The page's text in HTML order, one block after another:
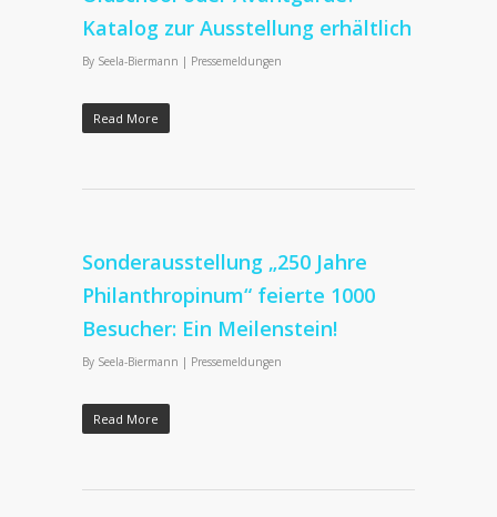
Katalog zur Ausstellung erhältlich
By Seela-Biermann | Pressemeldungen
Read More
Sonderausstellung „250 Jahre
Philanthropinum“ feierte 1000
Besucher: Ein Meilenstein!
By Seela-Biermann | Pressemeldungen
Read More